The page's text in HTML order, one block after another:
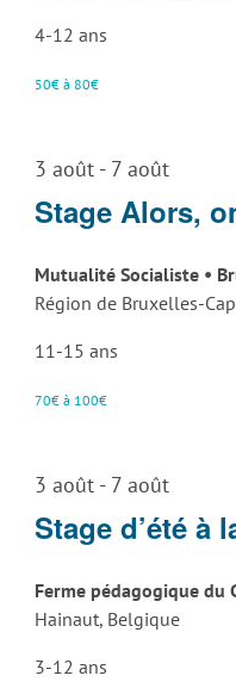
4-12 ans
50€ à 80€
3 août - 7 août
Stage Alors,
Mutualité Socialiste •
Région de Bruxelles-
11-15 ans
70€ à 100€
3 août - 7 août
Stage d’été à
Ferme pédagogique du
Hainaut, Belgique
3-12 ans